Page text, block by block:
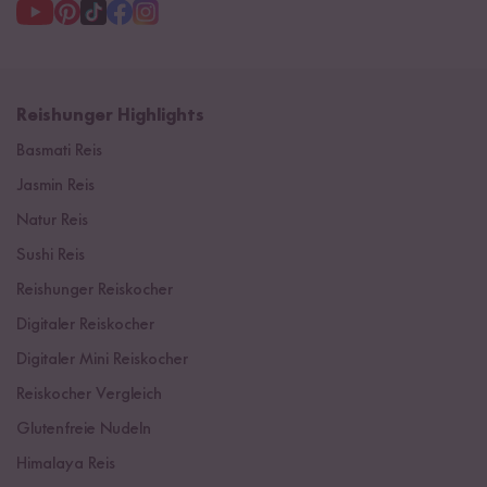
Reishunger Highlights
Basmati Reis
Jasmin Reis
Natur Reis
Sushi Reis
Reishunger Reiskocher
Digitaler Reiskocher
Digitaler Mini Reiskocher
Reiskocher Vergleich
Glutenfreie Nudeln
Himalaya Reis